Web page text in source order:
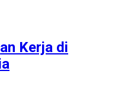
Kerja di